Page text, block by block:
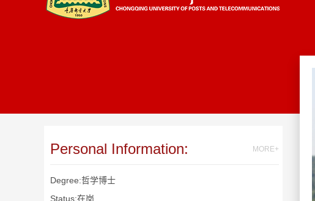
Personal Information: MORE+
Degree:哲学博士
Status:在岗